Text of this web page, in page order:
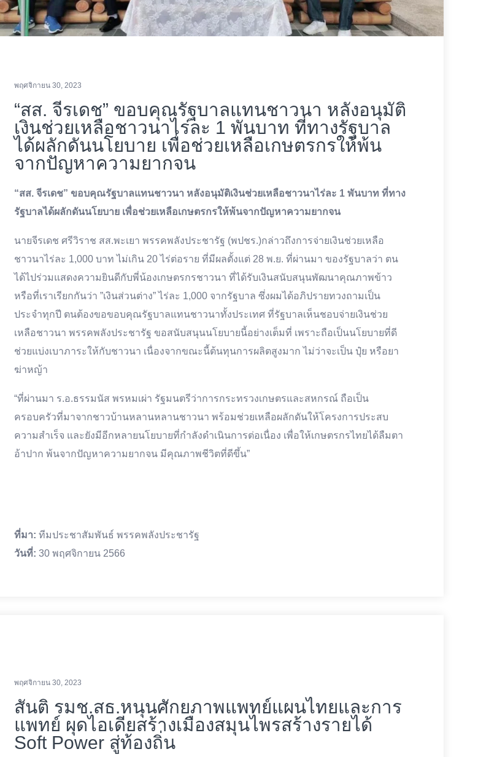
พฤศจิกายน 30, 2023
“สส. จีรเดช” ขอบคุณรัฐบาลแทนชาวนา หลังอนุมัติ
เงินช่วยเหลือชาวนาไร่ละ 1 พันบาท ที่ทางรัฐบาล
ได้ผลักดันนโยบาย เพื่อช่วยเหลือเกษตรกรให้พ้น
จากปัญหาความยากจน
“สส. จีรเดช” ขอบคุณรัฐบาลแทนชาวนา หลังอนุมัติเงินช่วยเหลือชาวนาไร่ละ 1 พันบาท ที่ทาง
รัฐบาลได้ผลักดันนโยบาย เพื่อช่วยเหลือเกษตรกรให้พ้นจากปัญหาความยากจน
นายจีรเดช ศรีวิราช สส.พะเยา พรรคพลังประชารัฐ (พปชร.)กล่าวถึงการจ่ายเงินช่วยเหลือ
ชาวนาไร่ละ 1,000 บาท ไม่เกิน 20 ไร่ต่อราย ที่มีผลตั้งแต่ 28 พ.ย. ที่ผ่านมา ของรัฐบาลว่า ตน
ได้ไปร่วมแสดงความยินดีกับพี่น้องเกษตรกรชาวนา ที่ได้รับเงินสนับสนุนพัฒนาคุณภาพข้าว
หรือที่เราเรียกกันว่า ”เงินส่วนต่าง” ไร่ละ 1,000 จากรัฐบาล ซึ่งผมได้อภิปรายทวงถามเป็น
ประจำทุกปี ตนต้องขอขอบคุณรัฐบาลแทนชาวนาทั้งประเทศ ที่รัฐบาลเห็นชอบจ่ายเงินช่วย
เหลือชาวนา พรรคพลังประชารัฐ ขอสนับสนุนนโยบายนี้อย่างเต็มที่ เพราะถือเป็นนโยบายที่ดี
ช่วยแบ่งเบาภาระให้กับชาวนา เนื่องจากขณะนี้ต้นทุนการผลิตสูงมาก ไม่ว่าจะเป็น ปุ๋ย หรือยา
ฆ่าหญ้า
“ที่ผ่านมา ร.อ.ธรรมนัส พรหมเผ่า รัฐมนตรีว่าการกระทรวงเกษตรและสหกรณ์ ถือเป็น
ครอบครัวที่มาจากชาวบ้านหลานหลานชาวนา พร้อมช่วยเหลือผลักดันให้โครงการประสบ
ความสำเร็จ และยังมีอีกหลายนโยบายที่กำลังดำเนินการต่อเนื่อง เพื่อให้เกษตรกรไทยได้ลืมตา
อ้าปาก พ้นจากปัญหาความยากจน มีคุณภาพชีวิตที่ดีขึ้น”
ที่มา: ทีมประชาสัมพันธ์ พรรคพลังประชารัฐ
วันที่: 30 พฤศจิกายน 2566
พฤศจิกายน 30, 2023
สันติ รมช.สธ.หนุนศักยภาพแพทย์แผนไทยและการ
แพทย์ ผุดไอเดียสร้างเมืองสมุนไพรสร้างรายได้
Soft Power สู่ท้องถิ่น